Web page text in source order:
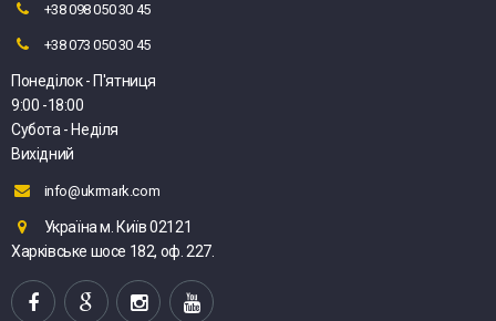
+38 098 050 30 45
+38 073 050 30 45
Понеділок - П'ятниця
9:00 -18:00
Субота - Неділя
Вихідний
info@ukrmark.com
Україна м. Київ 02121
Харківське шосе 182, оф. 227.